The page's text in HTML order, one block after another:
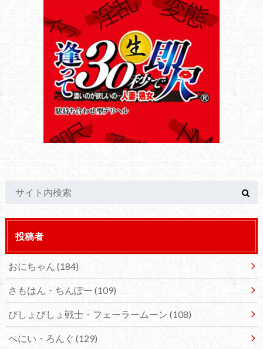
投稿者
おにちゃん (184)
さもはん・ちんぽー (109)
びしょびしょ戦士・フェーラームーン (108)
ぺにい・ろんぐ (129)